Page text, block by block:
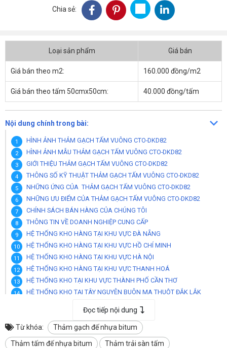
Chia sẻ:
Loại sản phẩm Giá bán
Giá bán theo m2: 160.000 đồng/m2
Giá bán theo tấm 50cmx50cm: 40.000 đồng/tấm
Nội dung chính trong bài:
HÌNH ẢNH THẢM GẠCH TẤM VUÔNG CTO-DKD82
HÌNH ẢNH MẪU THẢM GẠCH TẤM VUÔNG CTO-DKD82
GIỚI THIỆU THẢM GẠCH TẤM VUÔNG CTO-DKD82
THÔNG SỐ KỸ THUẬT THẢM GẠCH TẤM VUÔNG CTO-DKD82
NHỮNG ỨNG CỦA THẢM GẠCH TẤM VUÔNG CTO-DKD82
NHỮNG ƯU ĐIỂM CỦA THẢM GẠCH TẤM VUÔNG CTO-DKD82
CHÍNH SÁCH BÁN HÀNG CỦA CHÚNG TÔI
THÔNG TIN VỀ DOANH NGHIỆP CUNG CẤP
HỆ THỐNG KHO HÀNG TẠI KHU VỰC ĐÀ NẴNG
HỆ THỐNG KHO HÀNG TẠI KHU VỰC HỒ CHÍ MINH
HỆ THỐNG KHO HÀNG TẠI KHU VỰC HÀ NỘI
HỆ THỐNG KHO HÀNG TẠI KHU VỰC THANH HOÁ
HỆ THỐNG KHO TẠI KHU VỰC THÀNH PHỐ CẦN THƠ
HỆ THỐNG KHO TẠI TÂY NGUYÊN BUÔN MA THUỘT ĐẮK LẮK
HÌNH ẢNH THẢM GẠCH TẤM VUÔNG CTO-DKD82
Đọc tiếp nội dung
Từ khóa:
Thảm gạch đế nhựa bitum
Thảm tấm đế nhựa bitum
Thảm trải sàn tấm